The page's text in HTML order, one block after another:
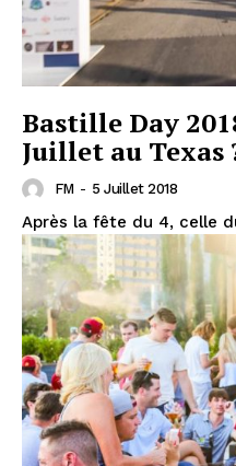
Bastille Day
Juillet au Texas
FM - 5 Juillet 2018
Après la fête du 4, celle